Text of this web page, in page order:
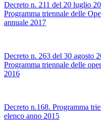
Decreto n. 211 del 20 luglio
Programma triennale delle
annuale 2017
Decreto n. 263 del 30 agosto
Programma triennale delle
2016
Decreto n.168. Programma
elenco anno 2015